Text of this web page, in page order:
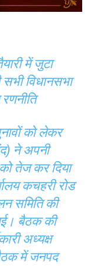
में जुटा
विधानसभा
को लेकर
ने अपनी
तेज कर दिया
कचहरी रोड
समिति की
बैठक की
अध्यक्ष
में जनपद